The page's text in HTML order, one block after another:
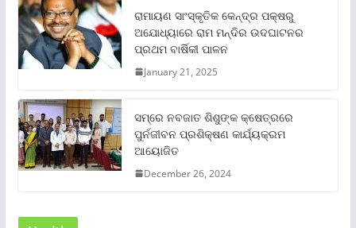
ରାମାୟଣ ସାଂସ୍କୃତିକ କେନ୍ଦ୍ର ପକ୍ଷରୁ
ଅଯୋଧ୍ୟାରେ ରାମ ମନ୍ଦିର ଉଦଘାଟନର
ପ୍ରଥମ ବାର୍ଷିକୀ ପାଳନ
January 21, 2025
ସମ୍‌ରେ ନବଜାତ ଶିଶୁଙ୍କ କ୍ଷେତ୍ରରେ
ପୁର୍ନଜୀବନ ପ୍ରଶିକ୍ଷଣ କାର୍ଯ୍ୟକ୍ରମ
ଆୟୋଜିତ
December 26, 2024